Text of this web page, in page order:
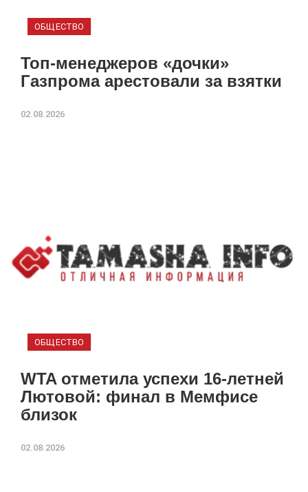
ОБЩЕСТВО
Топ-менеджеров «дочки»
Газпрома арестовали за взятки
02.08.2026
ОБЩЕСТВО
WTA отметила успехи 16-летней
Лютовой: финал в Мемфисе
близок
02.08.2026